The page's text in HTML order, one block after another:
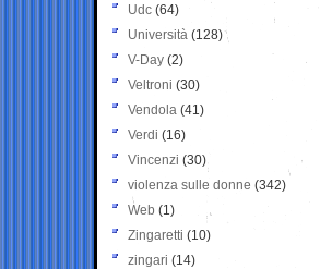
Udc (64)
Università (128)
V-Day (2)
Veltroni (30)
Vendola (41)
Verdi (16)
Vincenzi (30)
violenza sulle donne (342)
Web (1)
Zingaretti (10)
zingari (14)